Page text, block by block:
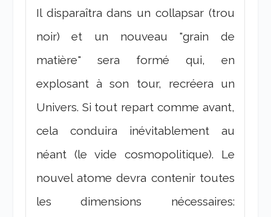
Il disparaîtra dans un collapsar (trou
noir) et un nouveau "grain de
matière" sera formé qui, en
explosant à son tour, recréera un
Univers. Si tout repart comme avant,
cela conduira inévitablement au
néant (le vide cosmopolitique). Le
nouvel atome devra contenir toutes
les dimensions nécessaires: